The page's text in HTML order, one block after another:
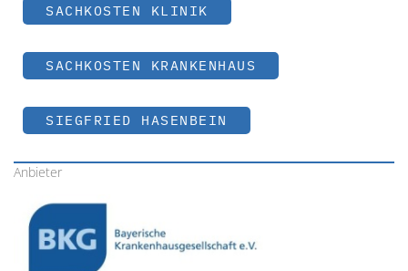
SACHKOSTEN KLINIK
SACHKOSTEN KRANKENHAUS
SIEGFRIED HASENBEIN
Anbieter